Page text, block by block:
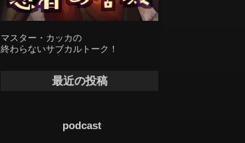
マスター・カッカの
終わらないサブカルトーク！
最近の投稿
podcast